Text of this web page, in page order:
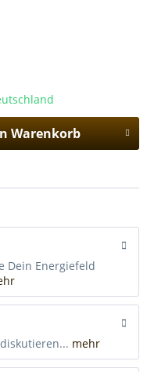
Warenkorb
Dein Energiefeld
mehr